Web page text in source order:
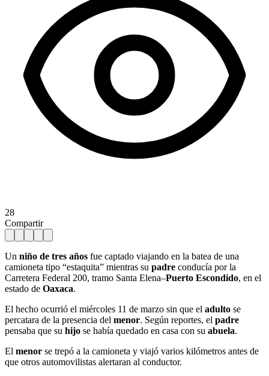
28
Compartir
Un niño de tres años fue captado viajando en la batea de una
camioneta tipo “estaquita” mientras su padre conducía por la
Carretera Federal 200, tramo Santa Elena–Puerto Escondido, en el
estado de Oaxaca.
El hecho ocurrió el miércoles 11 de marzo sin que el adulto se
percatara de la presencia del menor. Según reportes, el padre
pensaba que su hijo se había quedado en casa con su abuela.
El menor se trepó a la camioneta y viajó varios kilómetros antes de
que otros automovilistas alertaran al conductor.